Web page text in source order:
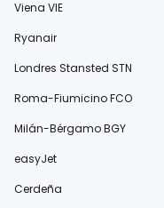
Viena VIE
Ryanair
Londres Stansted STN
Roma-Fiumicino FCO
Milán-Bérgamo BGY
easyJet
Cerdeña